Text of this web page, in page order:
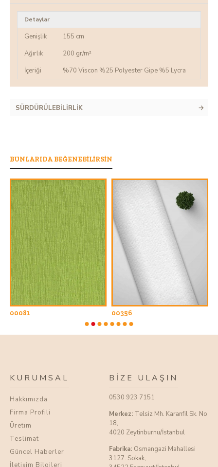
Detaylar
Genişlik
155 cm
Ağırlık
200 gr/m²
İçeriği
%70 Viscon %25 Polyester Gipe %5 Lycra
SÜRDÜRÜLEBILIRLIK
BUNLARIDA BEĞENEBILIRSIN
00081 00356
KURUMSAL
Hakkımızda
Firma Profili
Üretim
Teslimat
Güncel Haberler
İletişim Bilgileri
BIZE ULAŞIN
0530 923 7151
Merkez: Telsiz Mh. Karanfil Sk. No
18,
4020 Zeytinburnu/İstanbul
Fabrika: Osmangazi Mahallesi
3127. Sokak,